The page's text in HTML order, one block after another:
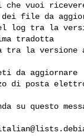
tradotta
su questo